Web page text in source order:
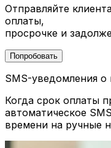
Отправляйте
оплаты,
просрочке и
Попробовать
SMS-уведомления о
Когда срок оплаты
автоматическое
времени на ручные